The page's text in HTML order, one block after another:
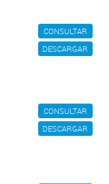
CONSULTAR
DESCARGAR
CONSULTAR
DESCARGAR